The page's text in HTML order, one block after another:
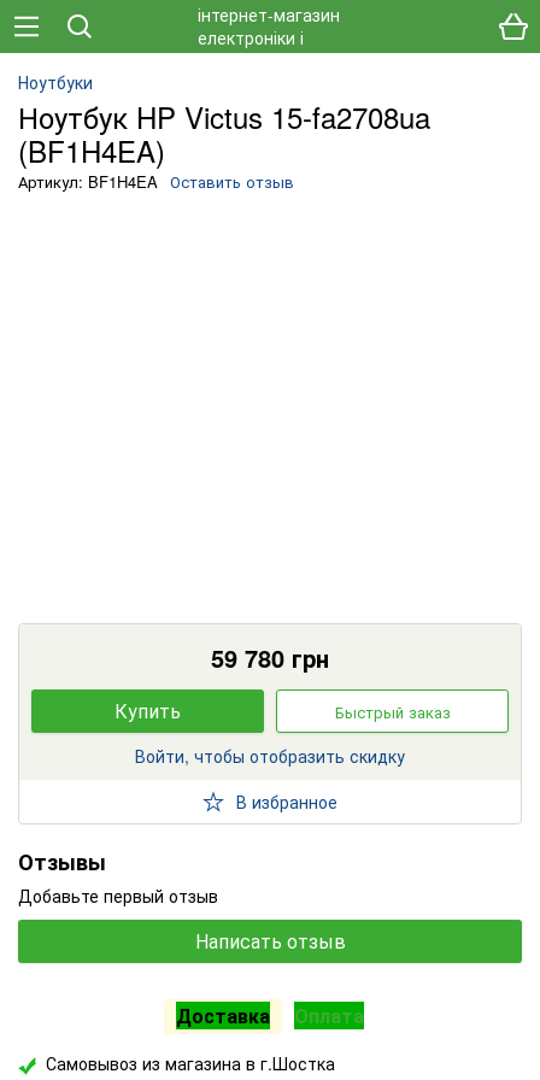
Ноутбуки
Ноутбук HP Victus 15-fa2708ua
(BF1H4EA)
Артикул: BF1H4EA Оставить отзыв
59 780 грн
Купить Быстрый заказ
Войти, чтобы отобразить скидку
В избранное
Отзывы
Добавьте первый отзыв
Написать отзыв
Доставка Оплата
Самовывоз из магазина в г.Шостка